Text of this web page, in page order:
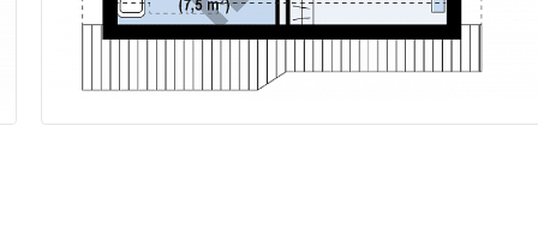
дизайн, экономичность и
практичность.